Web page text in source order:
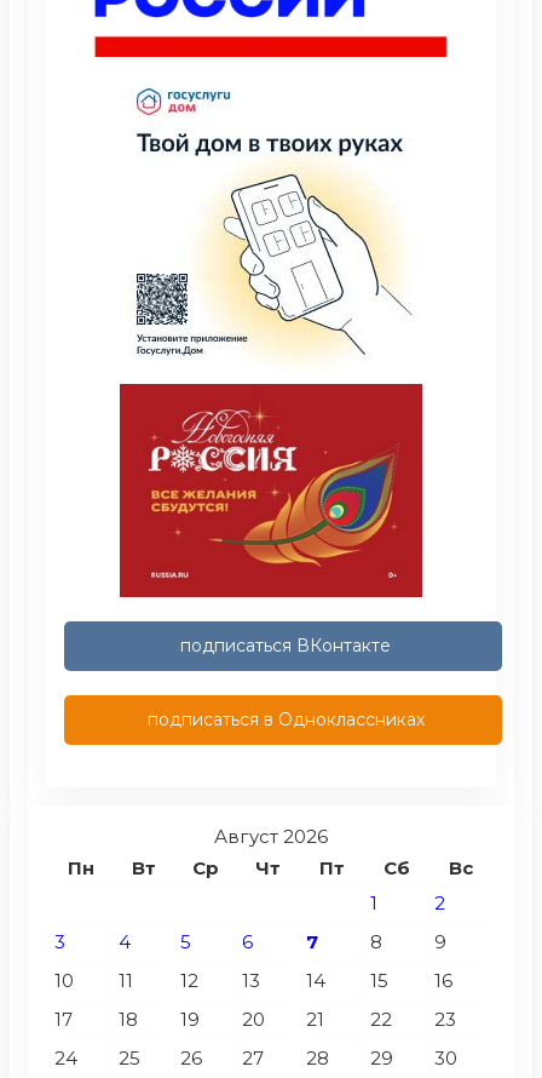
подписаться ВКонтакте
подписаться в Одноклассниках
Август 2026
Пн
Вт Ср Чт Пт Сб
Вс
1
2
3
4 5 6 7 8
9
10
11 12 13 14 15
16
17
18 19 20 21 22
23
24
25 26 27 28 29 30